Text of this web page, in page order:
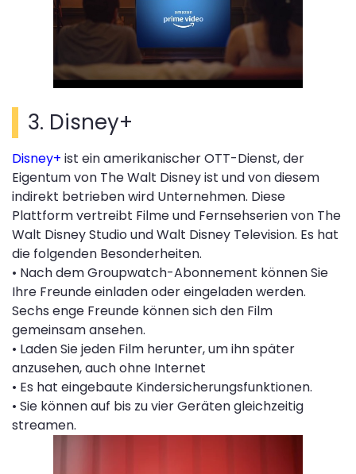
3. Disney+
Disney+ ist ein amerikanischer OTT-Dienst, der
Eigentum von The Walt Disney ist und von diesem
indirekt betrieben wird Unternehmen. Diese
Plattform vertreibt Filme und Fernsehserien von The
Walt Disney Studio und Walt Disney Television. Es hat
die folgenden Besonderheiten.
• Nach dem Groupwatch-Abonnement können Sie
Ihre Freunde einladen oder eingeladen werden.
Sechs enge Freunde können sich den Film
gemeinsam ansehen.
• Laden Sie jeden Film herunter, um ihn später
anzusehen, auch ohne Internet
• Es hat eingebaute Kindersicherungsfunktionen.
• Sie können auf bis zu vier Geräten gleichzeitig
streamen.